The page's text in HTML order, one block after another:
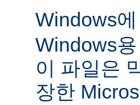
Windows
Windows
이 파일은
장한